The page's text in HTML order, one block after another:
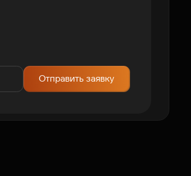
Отправить заявку